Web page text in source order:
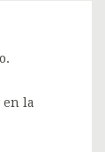
en la